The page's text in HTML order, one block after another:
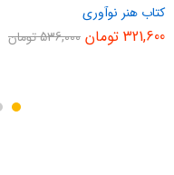
کتاب هنر نوآوری
321,600 تومان 536,000تومان